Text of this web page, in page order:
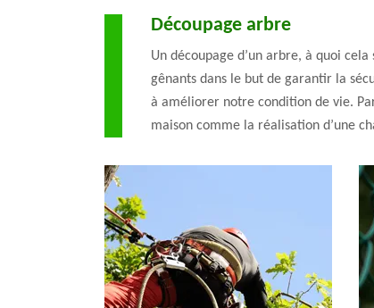
Découpage arbre
Un découpage d’un arbre, à quoi
gênants dans le but de garantir la
à améliorer notre condition de vie.
maison comme la réalisation d’une